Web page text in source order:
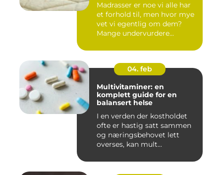
Madrasser er noe vi alle har
et forhold til, men hvor mye
vet vi egentlig om dem?
Mange undervurdere...
04. feb
Multivitaminer: en
komplett guide for en
balansert helse
I en verden der kostholdet
ofte er hastig satt sammen
og næringsbehovet lett
overses, kan mult...